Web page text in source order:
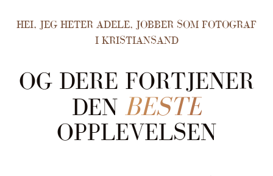
HEI, JEG HETER ADELE, JOBBER SOM FOTOGRAF
I KRISTIANSAND
OG DERE FORTJENER
DEN BESTE
OPPLEVELSEN